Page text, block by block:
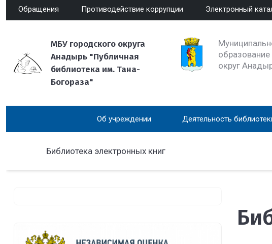
Обращения Противодействие коррупции Электронный
МБУ городского округа
Анадырь "Публичная
библиотека им. Тана-
Богораза"
округ
Об учреждении Деятельность
Библиотека электронных книг